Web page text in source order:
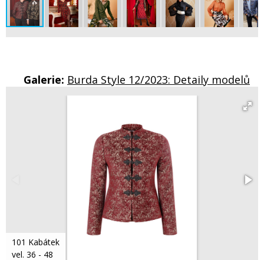
Galerie: Burda Style 12/2023: Detaily modelů
101 Kabátek
vel. 36 - 48